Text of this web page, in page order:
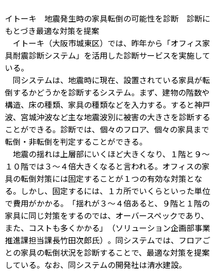
イトーキ 地震発生時の家具転倒の可能性を診断 診断に
もとづき最適な対策を提案
イトーキ（大阪市城東区）では、昨年から「オフィス家
具耐震診断システム」を活用した診断サービスを実施して
いる。
同システムは、地震時に現在、設置されている家具が転
倒するかどうかを診断するシステム。まず、建物の階数や
構造、床の種類、家具の種類などを入力する。すると神戸
波、宮城沖波など主な地震波別に被害の大きさを診断する
ことができる。診断では、個々のフロア、個々の家具まで
転倒・非転倒を判定することができる。
地震の揺れは上層部にいくほど大きくなり、１階と９～
１０階では３～４倍大きくなると言われる。オフィスの家
具の転倒対策には固定することが１つの有効な対策とな
る。しかし、固定するには、１カ所でいくらといった単位
で費用がかかる。「揺れが３～４倍あると、９階と１階の
家具に同じ対策をするのでは、オーバースペックであり、
また、コストも多くかかる」（ソリューション企画部事業
推進課担当課長竹田次郎氏）。同システムでは、フロアご
との家具の転倒状況を診断することで、最適な対策を提案
している。なお、同システムの開発社は清水建設。